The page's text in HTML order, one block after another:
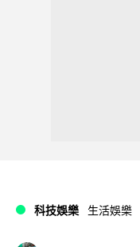
科技娛樂 生活娛樂